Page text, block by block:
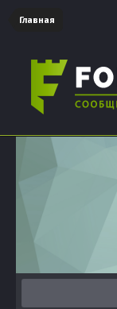
Главная